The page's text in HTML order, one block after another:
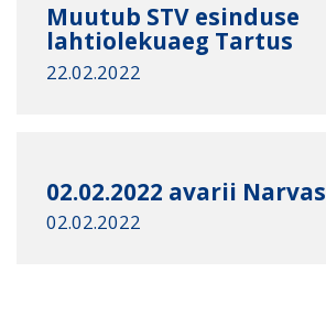
Muutub STV esinduse
lahtiolekuaeg Tartus
22.02.2022
02.02.2022 avarii Narvas
02.02.2022